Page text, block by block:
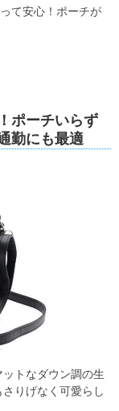
て安心！ポーチが
ポーチいらず
勤にも最適
トなダウン調の生
りげなく可愛らし